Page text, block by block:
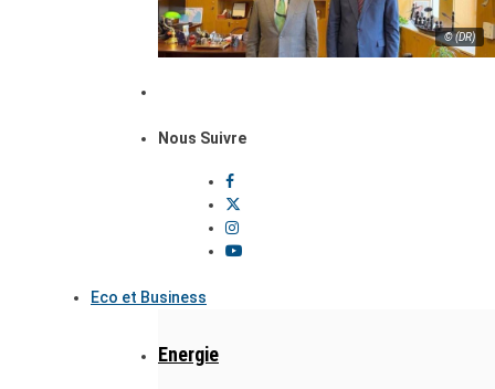
© (DR)
Nous Suivre
Eco et Business
Energie